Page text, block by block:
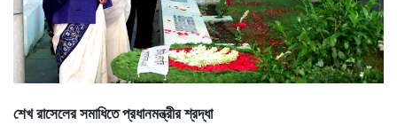
শেখ রাসেলের সমাধিতে প্রধানমন্ত্রীর শ্রদ্ধা